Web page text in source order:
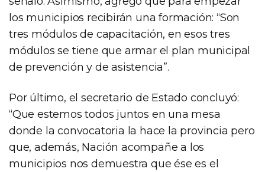
los municipios recibirán una formación: “Son
tres módulos de capacitación, en esos tres
módulos se tiene que armar el plan municipal
de prevención y de asistencia”.
Por último, el secretario de Estado concluyó:
“Que estemos todos juntos en una mesa
donde la convocatoria la hace la provincia pero
que, además, Nación acompañe a los
municipios nos demuestra que ése es el